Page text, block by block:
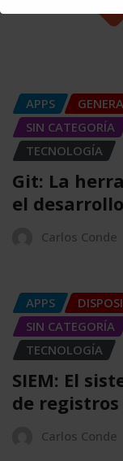
APPS
SIN CATEGORÍA
TECNOLOGÍA
Git: La
el
Carlos Conde
APPS
SIN CATEGORÍA
TECNOLOGÍA
SIEM: El
de
Carlos Conde